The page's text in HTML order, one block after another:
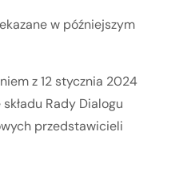
w późniejszym
z 12 stycznia 2024
składu Rady Dialogu
przedstawicieli